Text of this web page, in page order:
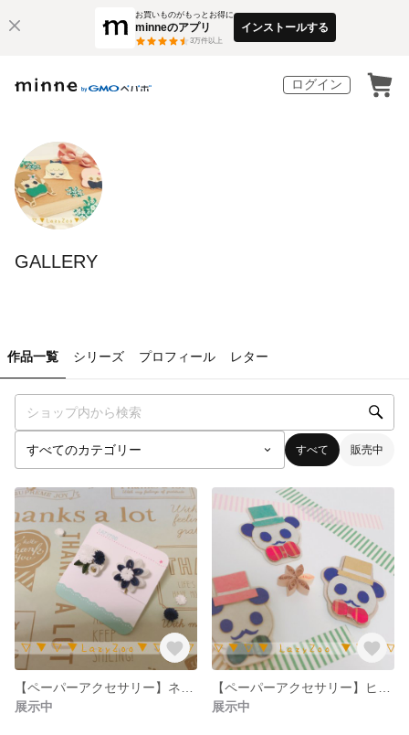
お買いものがもっとお得に
minneのアプリ
3万件以上
インストールする
ログイン
GALLERY
作品一覧 シリーズ プロフィール レター
すべて 販売中
展示中
展示中